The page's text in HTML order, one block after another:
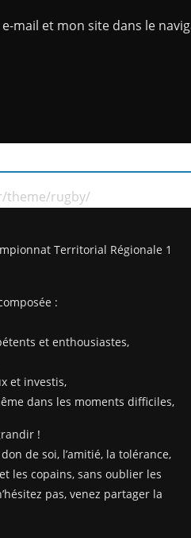
mail et mon site dans le
theme/rugby/
Territorial Régionale 1
:
et enthousiastes,
et investis,
dans les moments difficiles,
!
de soi, l’amitié, la tolérance,
les copains, sans oublier les
pas, venez partager la